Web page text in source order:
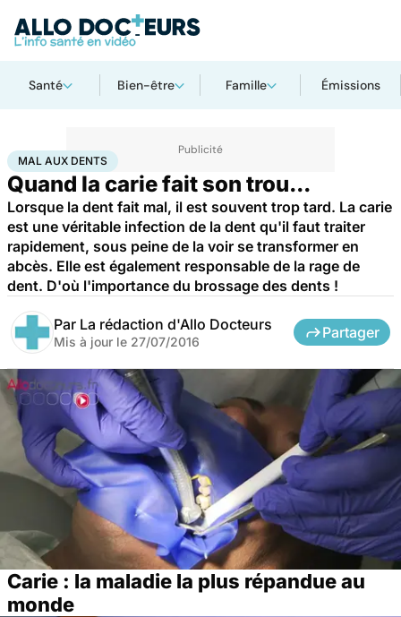
Santé Bien-être Famille Émissions
AccueilSantéMaladies Mal aux dents
MAL AUX DENTS
Quand la carie fait son trou...
Lorsque la dent fait mal, il est souvent trop tard. La carie
est une véritable infection de la dent qu'il faut traiter
rapidement, sous peine de la voir se transformer en
abcès. Elle est également responsable de la rage de
dent. D'où l'importance du brossage des dents !
Par La rédaction d'Allo Docteurs
Mis à jour le 27/07/2016
Partager
Carie : la maladie la plus répandue au
monde